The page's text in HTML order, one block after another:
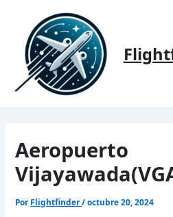
contenido
Aeropuerto
Por Flightfinder/octubre 20, 2024